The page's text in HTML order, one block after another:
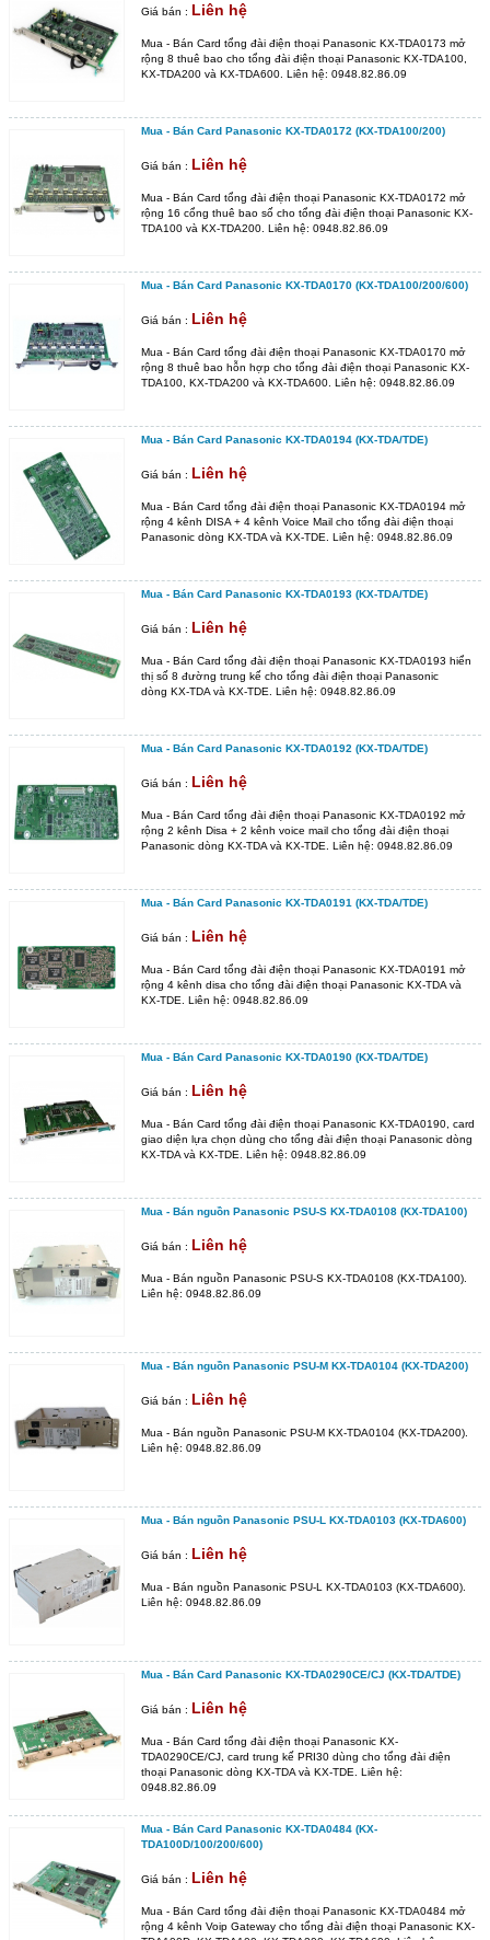
Giá bán : Liên hệ
Mua - Bán Card tổng đài điện thoại Panasonic KX-TDA0173 mở
rộng 8 thuê bao cho tổng đài điện thoại Panasonic KX-TDA100,
KX-TDA200 và KX-TDA600. Liên hệ: 0948.82.86.09
Mua - Bán Card Panasonic KX-TDA0172 (KX-TDA100/200)
Giá bán : Liên hệ
Mua - Bán Card tổng đài điện thoại Panasonic KX-TDA0172 mở
rộng 16 cổng thuê bao số cho tổng đài điện thoại Panasonic KX-
TDA100 và KX-TDA200. Liên hệ: 0948.82.86.09
Mua - Bán Card Panasonic KX-TDA0170 (KX-TDA100/200/600)
Giá bán : Liên hệ
Mua - Bán Card tổng đài điện thoại Panasonic KX-TDA0170 mở
rộng 8 thuê bao hỗn hợp cho tổng đài điện thoại Panasonic KX-
TDA100, KX-TDA200 và KX-TDA600. Liên hệ: 0948.82.86.09
Mua - Bán Card Panasonic KX-TDA0194 (KX-TDA/TDE)
Giá bán : Liên hệ
Mua - Bán Card tổng đài điện thoại Panasonic KX-TDA0194 mở
rộng 4 kênh DISA + 4 kênh Voice Mail cho tổng đài điện thoại
Panasonic dòng KX-TDA và KX-TDE. Liên hệ: 0948.82.86.09
Mua - Bán Card Panasonic KX-TDA0193 (KX-TDA/TDE)
Giá bán : Liên hệ
Mua - Bán Card tổng đài điện thoại Panasonic KX-TDA0193 hiển
thị số 8 đường trung kế cho tổng đài điện thoại Panasonic
dòng KX-TDA và KX-TDE. Liên hệ: 0948.82.86.09
Mua - Bán Card Panasonic KX-TDA0192 (KX-TDA/TDE)
Giá bán : Liên hệ
Mua - Bán Card tổng đài điện thoại Panasonic KX-TDA0192 mở
rộng 2 kênh Disa + 2 kênh voice mail cho tổng đài điện thoại
Panasonic dòng KX-TDA và KX-TDE. Liên hệ: 0948.82.86.09
Mua - Bán Card Panasonic KX-TDA0191 (KX-TDA/TDE)
Giá bán : Liên hệ
Mua - Bán Card tổng đài điện thoại Panasonic KX-TDA0191 mở
rộng 4 kênh disa cho tổng đài điện thoại Panasonic KX-TDA và
KX-TDE. Liên hệ: 0948.82.86.09
Mua - Bán Card Panasonic KX-TDA0190 (KX-TDA/TDE)
Giá bán : Liên hệ
Mua - Bán Card tổng đài điện thoại Panasonic KX-TDA0190, card
giao diện lựa chọn dùng cho tổng đài điện thoại Panasonic dòng
KX-TDA và KX-TDE. Liên hệ: 0948.82.86.09
Mua - Bán nguồn Panasonic PSU-S KX-TDA0108 (KX-TDA100)
Giá bán : Liên hệ
Mua - Bán nguồn Panasonic PSU-S KX-TDA0108 (KX-TDA100).
Liên hệ: 0948.82.86.09
Mua - Bán nguồn Panasonic PSU-M KX-TDA0104 (KX-TDA200)
Giá bán : Liên hệ
Mua - Bán nguồn Panasonic PSU-M KX-TDA0104 (KX-TDA200).
Liên hệ: 0948.82.86.09
Mua - Bán nguồn Panasonic PSU-L KX-TDA0103 (KX-TDA600)
Giá bán : Liên hệ
Mua - Bán nguồn Panasonic PSU-L KX-TDA0103 (KX-TDA600).
Liên hệ: 0948.82.86.09
Mua - Bán Card Panasonic KX-TDA0290CE/CJ (KX-TDA/TDE)
Giá bán : Liên hệ
Mua - Bán Card tổng đài điện thoại Panasonic KX-
TDA0290CE/CJ, card trung kế PRI30 dùng cho tổng đài điện
thoại Panasonic dòng KX-TDA và KX-TDE. Liên hệ:
0948.82.86.09
Mua - Bán Card Panasonic KX-TDA0484 (KX-
TDA100D/100/200/600)
Giá bán : Liên hệ
Mua - Bán Card tổng đài điện thoại Panasonic KX-TDA0484 mở
rộng 4 kênh Voip Gateway cho tổng đài điện thoại Panasonic KX-